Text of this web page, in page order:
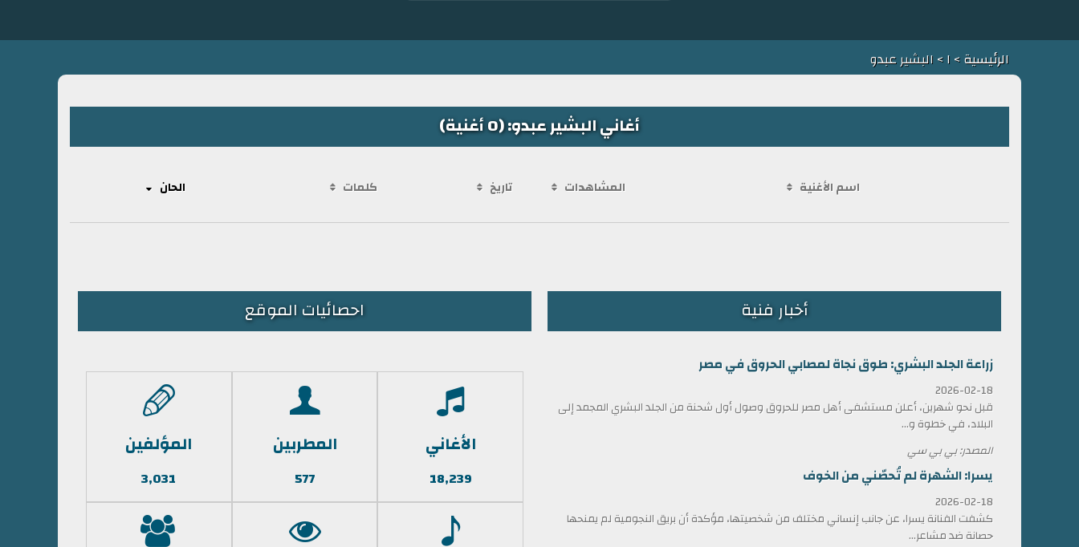
الرئيسية> ا> البشير عبدو
أغاني البشير عبدو: (0 أغنية)
اسم الأغنية المشاهدات تاريخ كلمات الحان
أخبار فنية
زراعة الجلد البشري: طوق نجاة لمصابي الحروق في مصر
2026-02-18
قبل نحو شهرين، أعلن مستشفى أهل مصر للحروق وصول أول شحنة من الجلد البشري المجمد إلى
البلاد، في خطوة و...
المصدر: بي بي سي
يسرا: الشهرة لم تُحصّني من الخوف
2026-02-18
كشفت الفنانة يسرا، عن جانب إنساني مختلف من شخصيتها، مؤكدة أن بريق النجومية لم يمنحها
حصانة ضد مشاعر...
احصائيات الموقع
الأغاني
18,239
المطربين
577
المؤلفين
3,031